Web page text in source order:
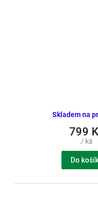
Skladem na
799
/ ks
Do